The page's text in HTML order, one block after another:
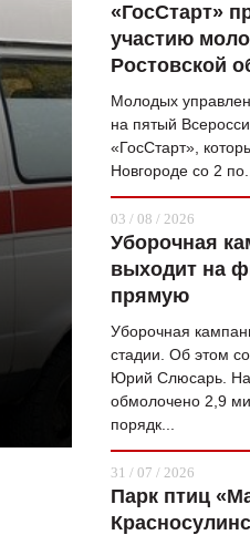
«ГосСтарт»
участию
Ростовской
Молодых
на пятый
«ГосСтарт»,
Новгороде со 2 по...
03 / 08 / 2026
Уборочная
выходит на
прямую
Уборочная
стадии. Об этом
Юрий Слюсарь.
обмолочено 2,9
порядк...
31 / 07 / 2026
Парк птиц